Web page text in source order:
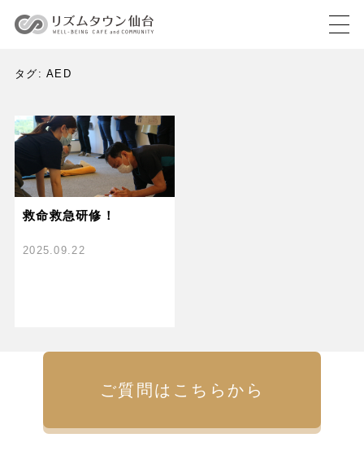
タグ:AED
救命救急研修！
2025.09.22
ご質問はこちらから